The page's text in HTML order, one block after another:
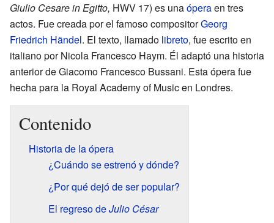
Giulio Cesare in Egitto, HWV 17) es unaóperaen tres
actos. Fue creada por el famoso compositorGeorg
Friedrich Händel. El texto, llamado libreto, fue escrito en
italiano por Nicola Francesco Haym. Él adaptó una historia
anterior de Giacomo Francesco Bussani. Esta ópera fue
hecha para la Royal Academy of Music en Londres.
Contenido
Historia de la ópera
¿Cuándo se estrenó y dónde?
¿Por qué dejó de ser popular?
El regreso deJulio César